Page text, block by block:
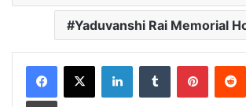
Yaduvanshi Rai Memorial
LinkedInTumblr Pinterest
Print